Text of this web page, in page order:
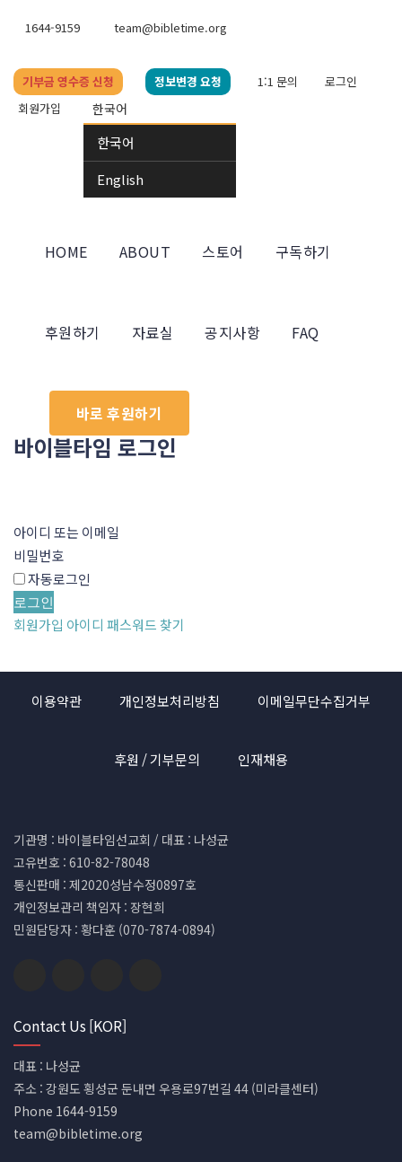
1644-9159 team@bibletime.org
기부금 영수증 신청 정보변경 요청 1:1 문의
로그인
회원가입
한국어
한국어
English
HOME ABOUT 스토어 구독하기
후원하기 자료실 공지사항 FAQ
바로 후원하기
바이블타임 로그인
아이디 또는 이메일
비밀번호
자동로그인
로그인
회원가입 아이디 패스워드 찾기
이용약관 개인정보처리방침 이메일무단수집거부
후원 / 기부문의 인재채용
기관명 : 바이블타임선교회 / 대표 : 나성균
고유번호 : 610-82-78048
통신판매 : 제2020성남수정0897호
개인정보관리 책임자 : 장현희
민원담당자 : 황다훈 (070-7874-0894)
Contact Us [KOR]
대표 : 나성균
주소 : 강원도 횡성군 둔내면 우용로97번길 44 (미라클센터)
Phone 1644-9159
team@bibletime.org